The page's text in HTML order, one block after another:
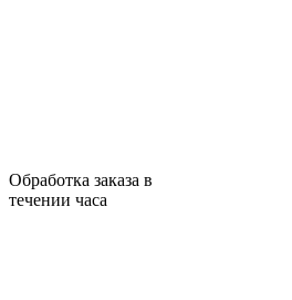
Обработка заказа в
течении часа